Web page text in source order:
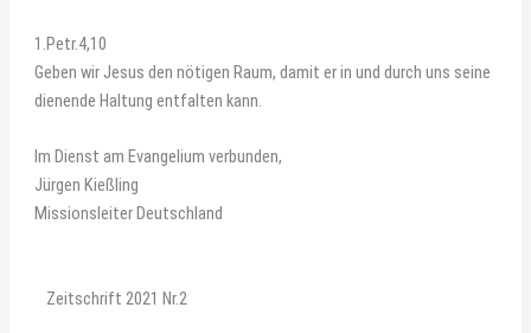
1.Petr.4,10
Geben wir Jesus den nötigen Raum, damit er in und durch uns seine
dienende Haltung entfalten kann.
Im Dienst am Evangelium verbunden,
Jürgen Kießling
Missionsleiter Deutschland
Zeitschrift 2021 Nr.2